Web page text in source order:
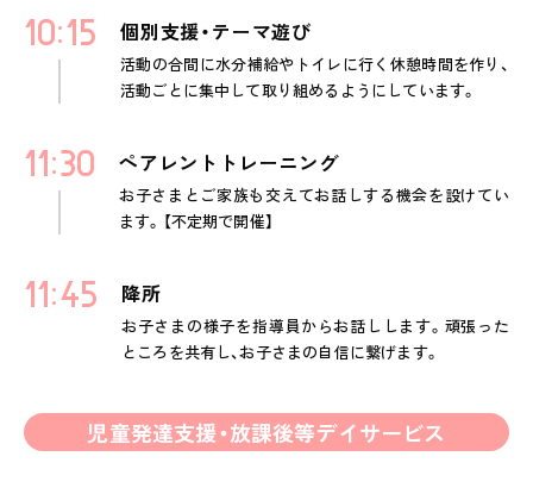
10 15 個別支援・テーマ遊び
活動の合間に水分補給やトイレに行く休憩時間を作り、
活動ごとに集中して取り組めるようにしています。
11 30 ペアレントトレーニング
お子さまとご家族も交えてお話しする機会を設けてい
ます。【不定期で開催】
11 45 降所
お子さまの様子を指導員からお話しします。頑張った
ところを共有し、お子さまの自信に繋げます。
児童発達支援・放課後等デイサービス